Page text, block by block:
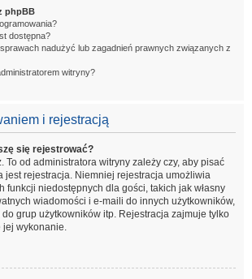
phpBB
dostępna?
nadużyć lub zagadnień prawnych związanych z
witryny?
i rejestracją
się rejestrować?
To od administratora witryny zależy czy, aby pisać
jest rejestracja. Niemniej rejestracja umożliwia
funkcji niedostępnych dla gości, takich jak własny
wiadomości i e-maili do innych użytkowników,
grup użytkowników itp. Rejestracja zajmuje tylko
jej wykonanie.